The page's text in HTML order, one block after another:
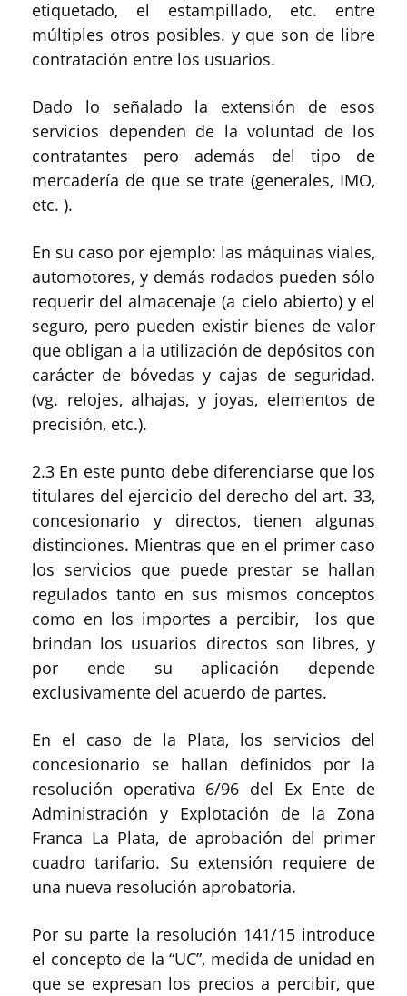
etiquetado, el estampillado, etc. entre
múltiples otros posibles. y que son de libre
contratación entre los usuarios.
Dado lo señalado la extensión de esos
servicios dependen de la voluntad de los
contratantes pero además del tipo de
mercadería de que se trate (generales, IMO,
etc. ).
En su caso por ejemplo: las máquinas viales,
automotores, y demás rodados pueden sólo
requerir del almacenaje (a cielo abierto) y el
seguro, pero pueden existir bienes de valor
que obligan a la utilización de depósitos con
carácter de bóvedas y cajas de seguridad.
(vg. relojes, alhajas, y joyas, elementos de
precisión, etc.).
2.3 En este punto debe diferenciarse que los
titulares del ejercicio del derecho del art. 33,
concesionario y directos, tienen algunas
distinciones. Mientras que en el primer caso
los servicios que puede prestar se hallan
regulados tanto en sus mismos conceptos
como en los importes a percibir, los que
brindan los usuarios directos son libres, y
por ende su aplicación depende
exclusivamente del acuerdo de partes.
En el caso de la Plata, los servicios del
concesionario se hallan definidos por la
resolución operativa 6/96 del Ex Ente de
Administración y Explotación de la Zona
Franca La Plata, de aprobación del primer
cuadro tarifario. Su extensión requiere de
una nueva resolución aprobatoria.
Por su parte la resolución 141/15 introduce
el concepto de la “UC”, medida de unidad en
que se expresan los precios a percibir, que